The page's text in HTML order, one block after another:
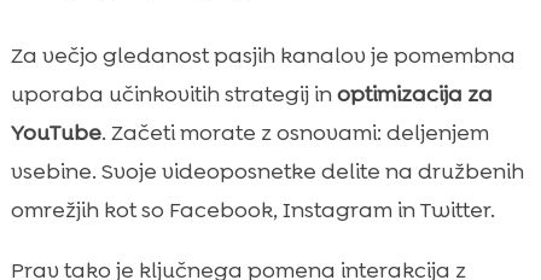
Za večjo gledanost pasjih kanalov je pomembna
uporaba učinkovitih strategij inoptimizacija za
YouTube. Začeti morate z osnovami: deljenjem
vsebine. Svoje videoposnetke delite na družbenih
omrežjih kot so Facebook, Instagram in Twitter.
Prav tako je ključnega pomena interakcija z